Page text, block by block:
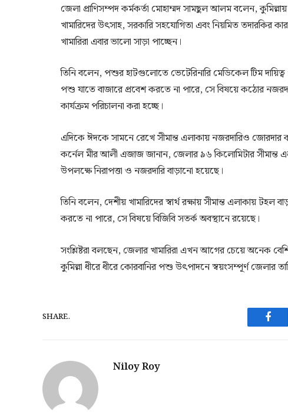
জেলা প্রাণিসম্পদ কর্মকর্তা মোহাম্মদ সামছুল আলম বলেন,
খামারিদের উৎসাহ, সরকারি সহযোগিতা এবং নিয়মিত তদারকির
খামারিরা এবার ভালো সাড়া পাচ্ছেন।
তিনি বলেন, পশুর হাটগুলোতে ভেটেরিনারি মেডিকেল টিম
পশু যাতে বাজারে প্রবেশ করতে না পারে, সে বিষয়ে কঠোর
কার্যক্রম পরিচালনা করা হচ্ছে।
এদিকে ঈদকে সামনে রেখে সীমান্ত এলাকায় নজরদারিও জোরদার
কর্নেল মীর আলী এজাজ জানান, জেলার ৯৬ কিলোমিটার সীমান্ত
উপলক্ষে নিরাপত্তা ও নজরদারি বাড়ানো হয়েছে।
তিনি বলেন, দেশীয় খামারিদের স্বার্থ রক্ষায় সীমান্ত এলাকায়
করতে না পারে, সে বিষয়ে বিজিবি সতর্ক অবস্থানে রয়েছে।
সংশ্লিষ্টরা বলছেন, জেলার খামারিরা এখন আগের চেয়ে অনেক
কুমিল্লা ধীরে ধীরে কোরবানির পশু উৎপাদনে স্বয়ংসম্পূর্ণ
SHARE.
Niloy Roy